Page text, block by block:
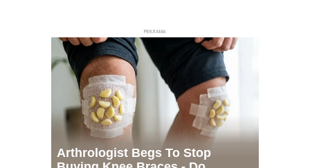
РЕКЛАМА